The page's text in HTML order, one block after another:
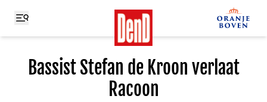
Bassist Stefan de Kroon verlaat
Racoon